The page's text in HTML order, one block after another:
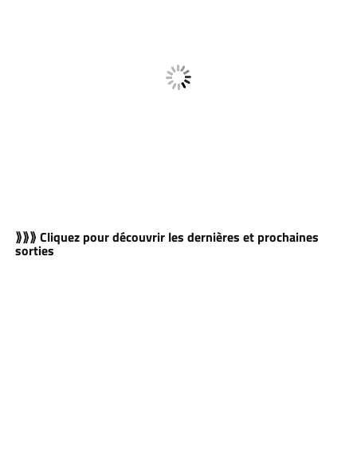
⟫⟫⟫ Cliquez pour découvrir les dernières et prochaines
sorties